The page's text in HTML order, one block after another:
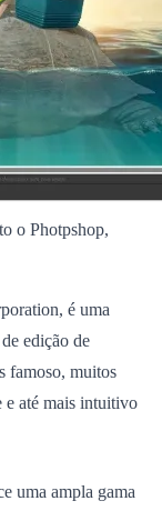
o Photpshop,
é uma
edição de
famoso, muitos
e até mais intuitivo
uma ampla gama